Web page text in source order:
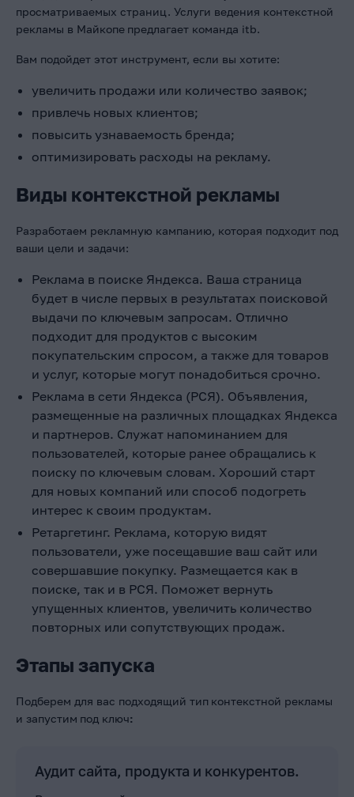
просматриваемых страниц. Услуги ведения контекстной
рекламы в Майкопе предлагает команда itb.
Вам подойдет этот инструмент, если вы хотите:
увеличить продажи или количество заявок;
привлечь новых клиентов;
повысить узнаваемость бренда;
оптимизировать расходы на рекламу.
Виды контекстной рекламы
Разработаем рекламную кампанию, которая подходит под
ваши цели и задачи:
Реклама в поиске Яндекса. Ваша страница
будет в числе первых в результатах поисковой
выдачи по ключевым запросам. Отлично
подходит для продуктов с высоким
покупательским спросом, а также для товаров
и услуг, которые могут понадобиться срочно.
Реклама в сети Яндекса (РСЯ). Объявления,
размещенные на различных площадках Яндекса
и партнеров. Служат напоминанием для
пользователей, которые ранее обращались к
поиску по ключевым словам. Хороший старт
для новых компаний или способ подогреть
интерес к своим продуктам.
Ретаргетинг. Реклама, которую видят
пользователи, уже посещавшие ваш сайт или
совершавшие покупку. Размещается как в
поиске, так и в РСЯ. Поможет вернуть
упущенных клиентов, увеличить количество
повторных или сопутствующих продаж.
Этапы запуска
Подберем для вас подходящий тип контекстной рекламы
и запустим под ключ:
Аудит сайта, продукта и конкурентов.